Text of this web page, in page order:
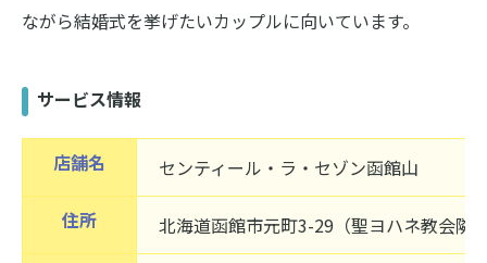
ながら結婚式を挙げたいカップルに向いています。
サービス情報
店舗名
センティール・ラ・セゾン函館山
住所
北海道函館市元町3-29（聖ヨハネ教会隣